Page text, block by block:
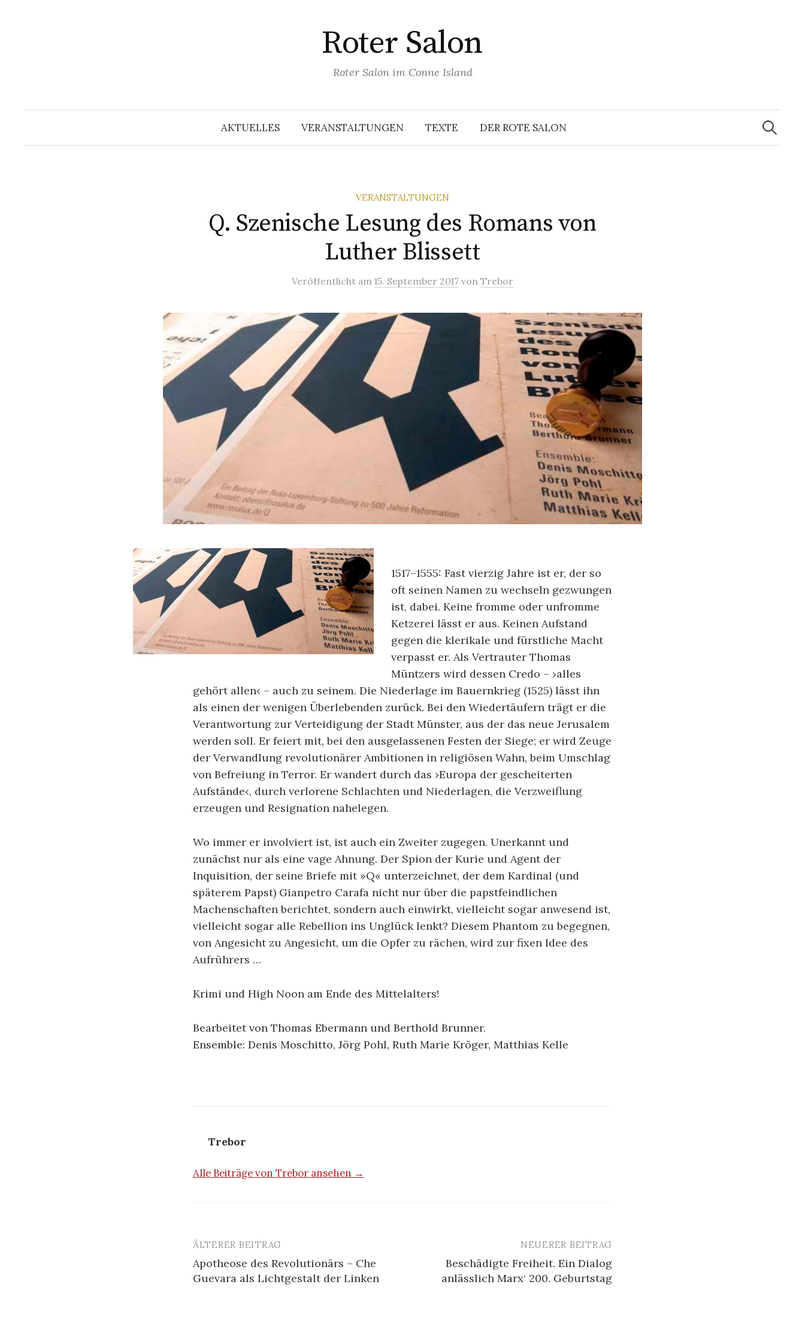
Roter Salon
Roter Salon im Conne Island
AKTUELLES VERANSTALTUNGEN TEXTE DER ROTE SALON
Suchen
nach:
VERANSTALTUNGEN
Q. Szenische Lesung des Romans von
Luther Blissett
Veröffentlicht am 15. September 2017 von Trebor
1517–1555: Fast vierzig Jahre ist er, der so
oft seinen Namen zu wechseln gezwungen
ist, dabei. Keine fromme oder unfromme
Ketzerei lässt er aus. Keinen Aufstand
gegen die klerikale und fürstliche Macht
verpasst er. Als Vertrauter Thomas
Müntzers wird dessen Credo – ›alles
gehört allen‹ – auch zu seinem. Die Niederlage im Bauernkrieg (1525) lässt ihn
als einen der wenigen Überlebenden zurück. Bei den Wiedertäufern trägt er die
Verantwortung zur Verteidigung der Stadt Münster, aus der das neue Jerusalem
werden soll. Er feiert mit, bei den ausgelassenen Festen der Siege; er wird Zeuge
der Verwandlung revolutionärer Ambitionen in religiösen Wahn, beim Umschlag
von Befreiung in Terror. Er wandert durch das ›Europa der gescheiterten
Aufstände‹, durch verlorene Schlachten und Niederlagen, die Verzweiflung
erzeugen und Resignation nahelegen.
Wo immer er involviert ist, ist auch ein Zweiter zugegen. Unerkannt und
zunächst nur als eine vage Ahnung. Der Spion der Kurie und Agent der
Inquisition, der seine Briefe mit »Q« unterzeichnet, der dem Kardinal (und
späterem Papst) Gianpetro Carafa nicht nur über die papstfeindlichen
Machenschaften berichtet, sondern auch einwirkt, vielleicht sogar anwesend ist,
vielleicht sogar alle Rebellion ins Unglück lenkt? Diesem Phantom zu begegnen,
von Angesicht zu Angesicht, um die Opfer zu rächen, wird zur fixen Idee des
Aufrührers …
Krimi und High Noon am Ende des Mittelalters!
Bearbeitet von Thomas Ebermann und Berthold Brunner.
Ensemble: Denis Moschitto, Jörg Pohl, Ruth Marie Kröger, Matthias Kelle
Trebor
Alle Beiträge von Trebor ansehen →
Beitrags-
Navigation
ÄLTERER BEITRAG
Apotheose des Revolutionärs – Che
Guevara als Lichtgestalt der Linken
NEUERER BEITRAG
Beschädigte Freiheit. Ein Dialog
anlässlich Marx‘ 200. Geburtstag